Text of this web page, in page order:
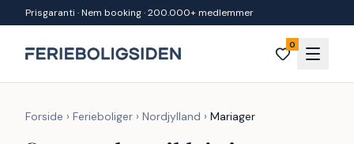
Spring til indhold
Prisgaranti · Nem booking · 200.000+ medlemmer
0
Forside › Ferieboliger › Nordjylland › Mariager